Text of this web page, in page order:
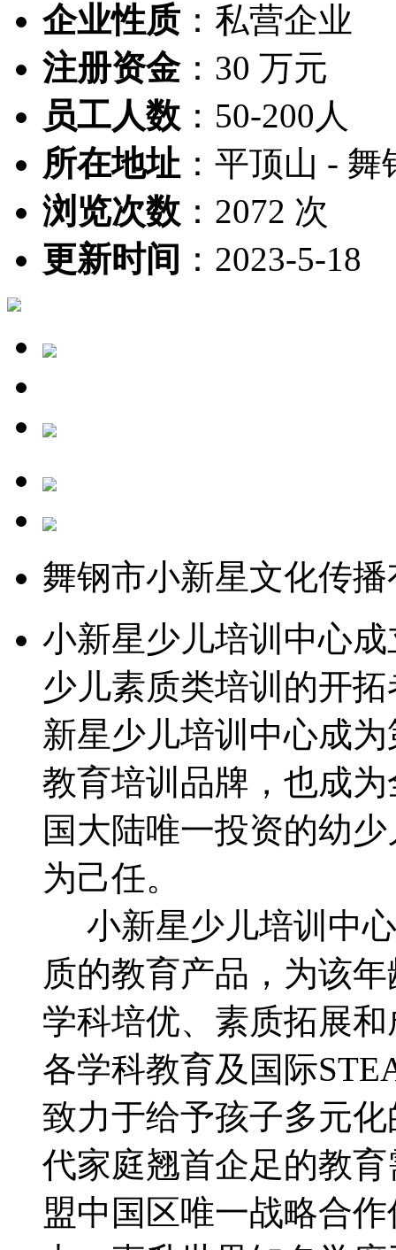
企业性质： 私营企业
注册资金： 30 万元
员工人数 ： 50-200人
所在地址 ： 平顶山 - 舞
浏览次数 ： 2072 次
更新时间 ： 2023-5-18
舞钢市小新星文化传
小新星少儿培训中心
少儿素质类培训的开
新星少儿培训中心成
教育培训品牌，也成
国大陆唯一投资的幼
为己任。
小新星少儿培训中心
质的教育产品，为该
学科培优、素质拓展
各学科教育及国际
致力于给予孩子多元
代家庭翘首企足的教
盟中国区唯一战略合